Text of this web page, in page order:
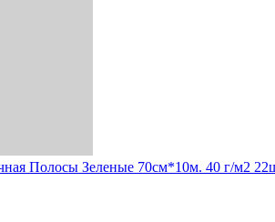
Полосы Зеленые 70см*10м. 40 г/м2